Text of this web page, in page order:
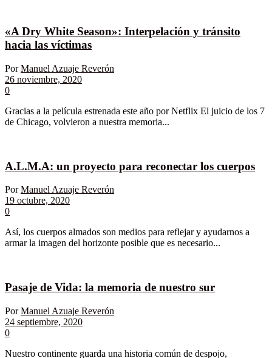
«A Dry White Season»: Interpelación y tránsito
hacia las víctimas
Por Manuel Azuaje Reverón
26 noviembre, 2020
0
Gracias a la película estrenada este año por Netflix El juicio de los 7
de Chicago, volvieron a nuestra memoria...
A.L.M.A: un proyecto para reconectar los cuerpos
Por Manuel Azuaje Reverón
19 octubre, 2020
0
Así, los cuerpos almados son medios para reflejar y ayudarnos a
armar la imagen del horizonte posible que es necesario...
Pasaje de Vida: la memoria de nuestro sur
Por Manuel Azuaje Reverón
24 septiembre, 2020
0
Nuestro continente guarda una historia común de despojo,